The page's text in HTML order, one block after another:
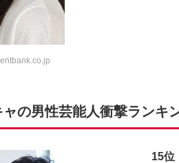
の男性芸能人衝撃ランキ
15位